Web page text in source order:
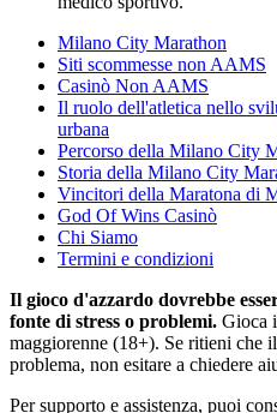
Milano City Marathon
Siti scommesse non AAMS
Casinò Non AAMS
Il ruolo dell'atletica nello
urbana
Percorso della Milano City
Storia della Milano City
Vincitori della Maratona di
God Of Wins Casinò
Chi Siamo
Termini e condizioni
Il gioco d'azzardo dovrebbe
fonte di stress o problemi. Gioca
maggiorenne (18+). Se ritieni che
problema, non esitare a chiedere
Per supporto e assistenza, puoi